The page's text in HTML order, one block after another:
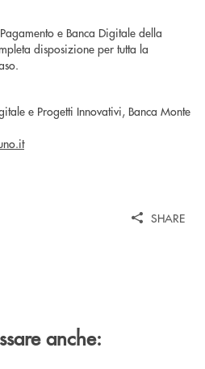
e Banca Digitale della
disposizione per tutta la
e Progetti Innovativi, Banca Monte
SHARE
anche: